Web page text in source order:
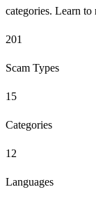
categories. Learn
201
Scam Types
15
Categories
12
Languages